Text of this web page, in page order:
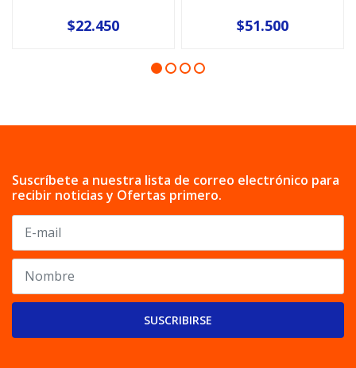
$22.450 $51.500
Suscríbete a nuestra lista de correo electrónico para
recibir noticias y Ofertas primero.
SUSCRIBIRSE